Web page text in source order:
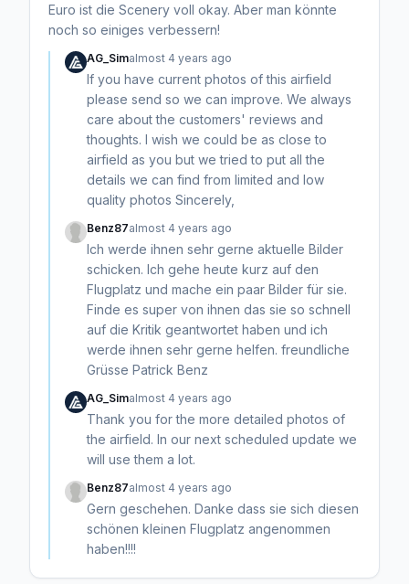
Euro ist die Scenery voll okay. Aber man könnte
noch so einiges verbessern!
AG_Simalmost 4 years ago
If you have current photos of this airfield
please send so we can improve. We always
care about the customers' reviews and
thoughts. I wish we could be as close to
airfield as you but we tried to put all the
details we can find from limited and low
quality photos Sincerely,
Benz87almost 4 years ago
Ich werde ihnen sehr gerne aktuelle Bilder
schicken. Ich gehe heute kurz auf den
Flugplatz und mache ein paar Bilder für sie.
Finde es super von ihnen das sie so schnell
auf die Kritik geantwortet haben und ich
werde ihnen sehr gerne helfen. freundliche
Grüsse Patrick Benz
AG_Simalmost 4 years ago
Thank you for the more detailed photos of
the airfield. In our next scheduled update we
will use them a lot.
Benz87almost 4 years ago
Gern geschehen. Danke dass sie sich diesen
schönen kleinen Flugplatz angenommen
haben!!!!